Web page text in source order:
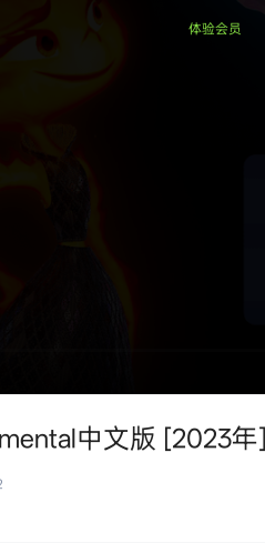
体验会员
中文版 [2023年]